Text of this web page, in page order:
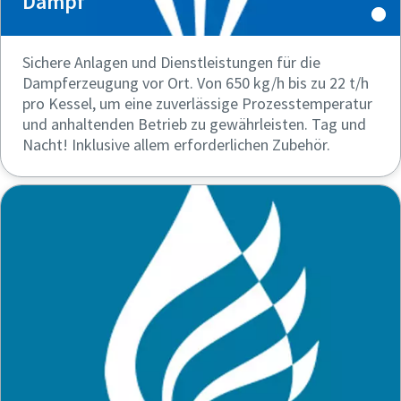
Sichere Anlagen und Dienstleistungen für die
Dampferzeugung vor Ort. Von 650 kg/h bis zu 22 t/h
pro Kessel, um eine zuverlässige Prozesstemperatur
und anhaltenden Betrieb zu gewährleisten. Tag und
Nacht! Inklusive allem erforderlichen Zubehör.